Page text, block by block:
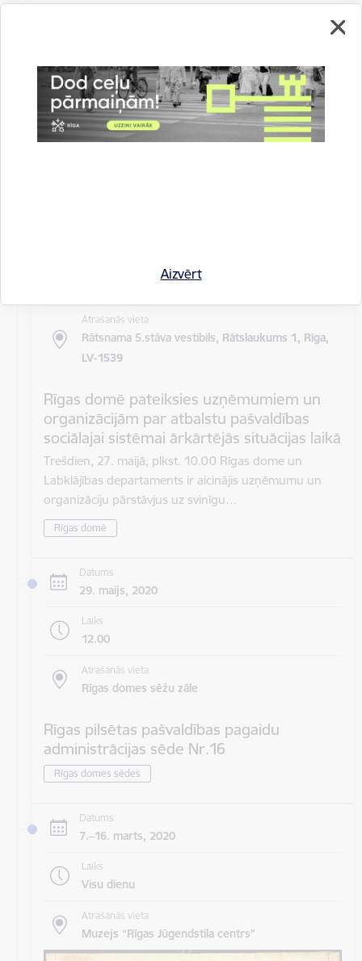
Aizvērt
Rīgas pilsētas pagaidu administrācijas
14.sēde (ārkārtas)
Sēdes darba kārtība: Grozījumi Rīgas domes 2016.
gada 19. aprīļa saistošajos noteikumos Nr. 198 "Par
Atrašanās vieta
Rātsnama 5.stāva vestibils, Rātslaukums 1, Rīga,
LV-1539
Rīgas domē pateiksies uzņēmumiem un
organizācijām par atbalstu pašvaldības
sociālajai sistēmai ārkārtējās situācijas laikā
Trešdien, 27. maijā, plkst. 10.00 Rīgas dome un
Labklājības departaments ir aicinājis uzņēmumu un
organizāciju pārstāvjus uz svinīgu…
Rīgas domē
Datums
29. maijs, 2020
Laiks
12.00
Atrašanās vieta
Rīgas domes sēžu zāle
Rīgas pilsētas pašvaldības pagaidu
administrācijas sēde Nr.16
Rīgas domes sēdes
Datums
7.–16. marts, 2020
Laiks
Visu dienu
Atrašanās vieta
Muzejs “Rīgas Jūgendstila centrs”